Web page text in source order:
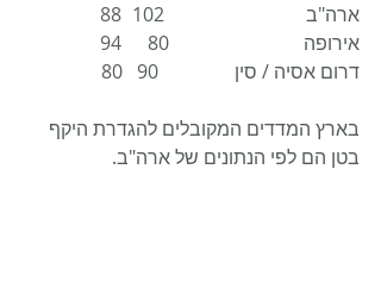
ארה"ב	                     102	88
אירופה 	                    80	94
דרום אסיה / סין                90   80
בארץ המדדים המקובלים להגדרת היקף
בטן הם לפי הנתונים של ארה"ב.